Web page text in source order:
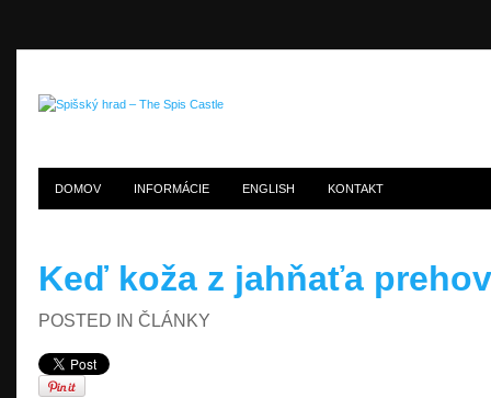
DOMOV INFORMÁCIE ENGLISH KONTAKT
Keď koža z jahňaťa
POSTED IN ČLÁNKY